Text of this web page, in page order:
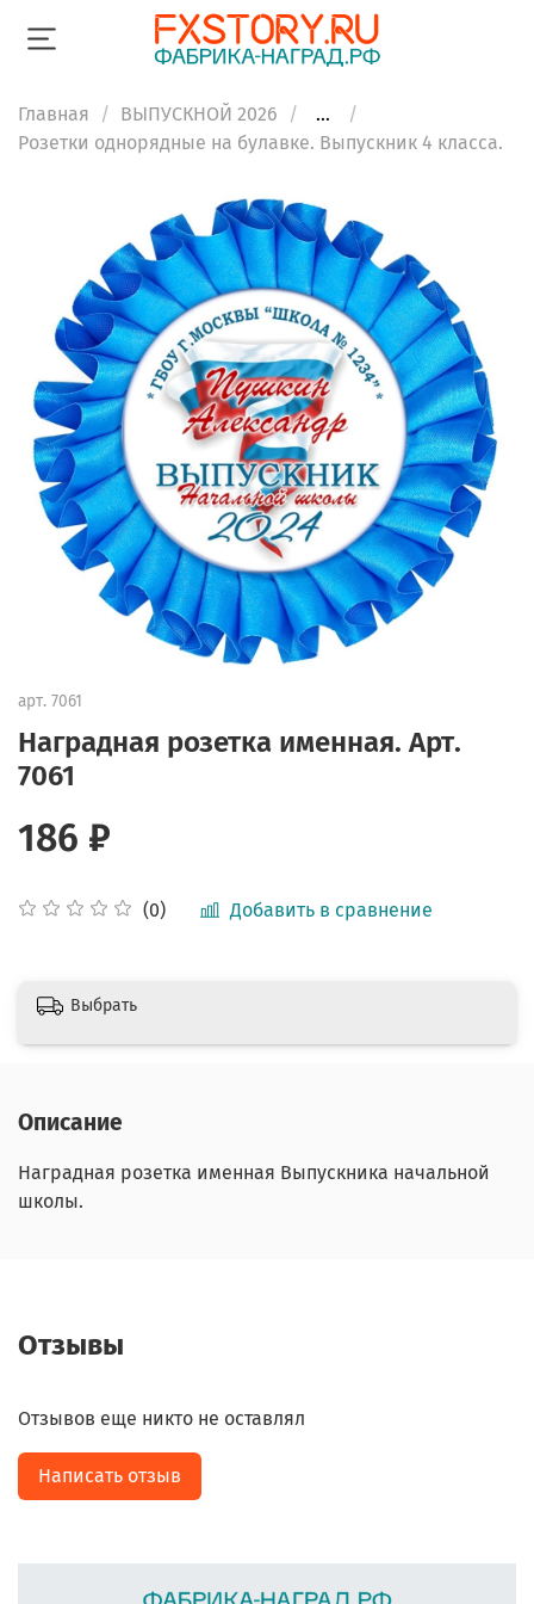
Главная ВЫПУСКНОЙ 2026
...
Розетки однорядные на булавке. Выпускник 4 класса.
арт. 7061
Наградная розетка именная. Арт.
7061
(0) Добавить в сравнение
186 ₽
Выбрать
Описание
Наградная розетка именная Выпускника начальной
школы.
Отзывы
Отзывов еще никто не оставлял
Написать отзыв